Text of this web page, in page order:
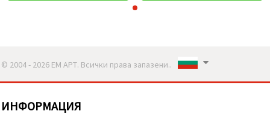
© 2004 - 2026 ЕМ АРТ. Всички права запазени..
ИНФОРМАЦИЯ